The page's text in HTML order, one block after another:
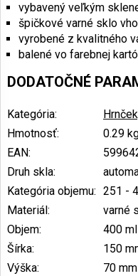
vybavený veľkým
špičkové varné sklo
vyrobené z kvalitného
balené vo farebnej
DODATOČNÉ
Kategória:
Hmotnosť:
0.29
EAN:
Druh skla:
Kategória objemu: 251 -
Materiál:
varné
Objem:
400 ml
Šírka:
150
Výška:
70 mm